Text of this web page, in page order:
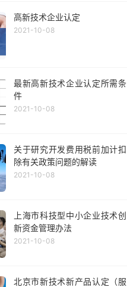
高新技术企业认定
2021-10-08
最新高新技术企业认定所需条
件
2021-10-08
关于研究开发费用税前加计扣
除有关政策问题的解读
2021-10-08
上海市科技型中小企业技术创
新资金管理办法
2021-10-08
北京市新技术新产品认定（服